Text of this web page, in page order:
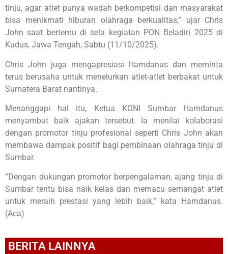
tinju, agar atlet punya wadah berkompetisi dan masyarakat
bisa menikmati hiburan olahraga berkualitas,” ujar Chris
John saat bertemu di sela kegiatan PON Beladiri 2025 di
Kudus, Jawa Tengah, Sabtu (11/10/2025).
Chris John juga mengapresiasi Hamdanus dan meminta
terus berusaha untuk menelurkan atlet-atlet berbakat untuk
Sumatera Barat nantinya.
Menanggapi hal itu, Ketua KONI Sumbar Hamdanus
menyambut baik ajakan tersebut. Ia menilai kolaborasi
dengan promotor tinju profesional seperti Chris John akan
membawa dampak positif bagi pembinaan olahraga tinju di
Sumbar.
“Dengan dukungan promotor berpengalaman, ajang tinju di
Sumbar tentu bisa naik kelas dan memacu semangat atlet
untuk meraih prestasi yang lebih baik,” kata Hamdanus.
(Aca)
BERITA LAINNYA